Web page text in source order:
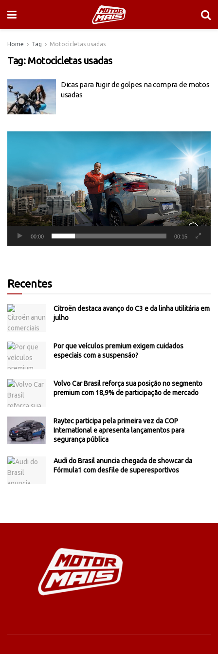
Home Tag Motocicletas usadas
Tag: Motocicletas usadas
Dicas para fugir de golpes na compra de motos
usadas
00:00 00:15
Recentes
Citroën destaca avanço do C3 e da linha utilitária em
julho
Por que veículos premium exigem cuidados
especiais com a suspensão?
Volvo Car Brasil reforça sua posição no segmento
premium com 18,9% de participação de mercado
Raytec participa pela primeira vez da COP
International e apresenta lançamentos para
segurança pública
Audi do Brasil anuncia chegada de showcar da
Fórmula1 com desfile de superesportivos